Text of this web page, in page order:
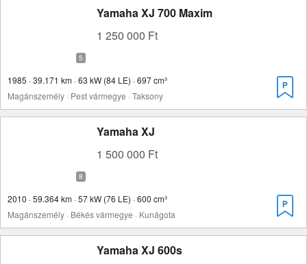
Yamaha XJ 700 Maxim
1 250 000 Ft
1985 · 39.171 km · 63 kW (84 LE) · 697 cm³
Magánszemély · Pest vármegye · Taksony
Yamaha XJ
1 500 000 Ft
2010 · 59.364 km · 57 kW (76 LE) · 600 cm³
Magánszemély · Békés vármegye · Kunágota
Yamaha XJ 600s